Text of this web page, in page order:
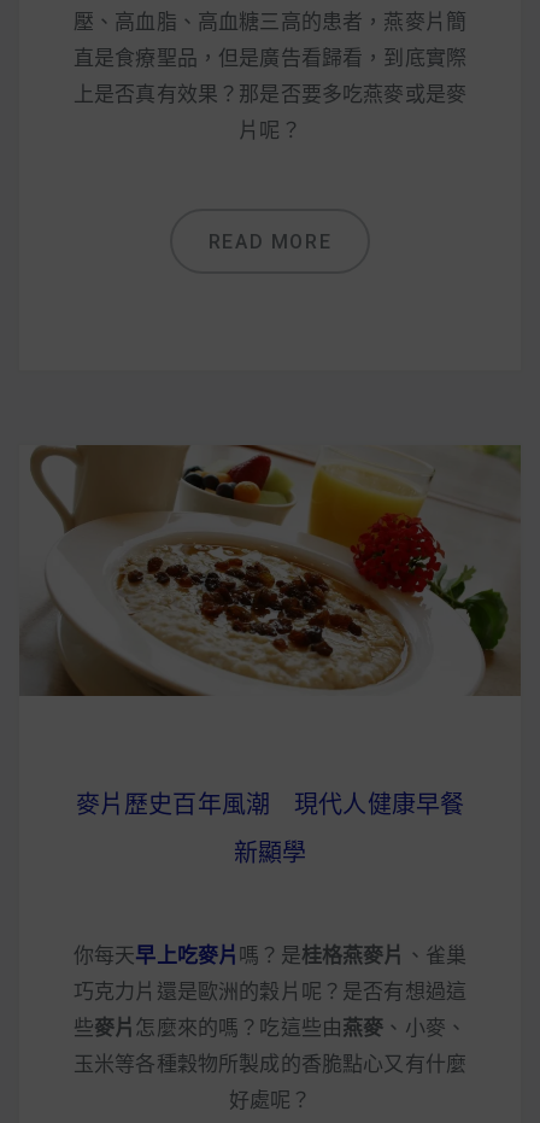
壓、高血脂、高血糖三高的患者，燕麥片簡
直是食療聖品，但是廣告看歸看，到底實際
上是否真有效果？那是否要多吃燕麥或是麥
片呢？
READ MORE
麥片歷史百年風潮 現代人健康早餐
新顯學
你每天早上吃麥片 嗎？是桂格燕麥片 、雀巢
巧克力片還是歐洲的穀片呢？是否有想過這
些麥片 怎麼來的嗎？吃這些由燕麥 、小麥、
玉米等各種穀物所製成的香脆點心又有什麼
好處呢？